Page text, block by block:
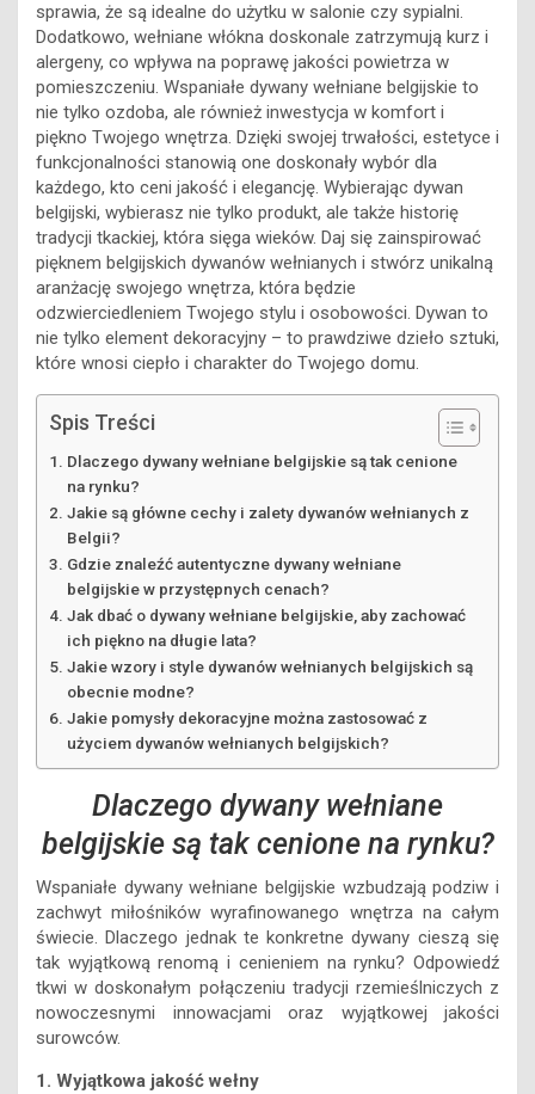
sprawia, że są idealne do użytku w salonie czy sypialni.
Dodatkowo, wełniane włókna doskonale zatrzymują kurz i
alergeny, co wpływa na poprawę jakości powietrza w
pomieszczeniu. Wspaniałe dywany wełniane belgijskie to
nie tylko ozdoba, ale również inwestycja w komfort i
piękno Twojego wnętrza. Dzięki swojej trwałości, estetyce i
funkcjonalności stanowią one doskonały wybór dla
każdego, kto ceni jakość i elegancję. Wybierając dywan
belgijski, wybierasz nie tylko produkt, ale także historię
tradycji tkackiej, która sięga wieków. Daj się zainspirować
pięknem belgijskich dywanów wełnianych i stwórz unikalną
aranżację swojego wnętrza, która będzie
odzwierciedleniem Twojego stylu i osobowości. Dywan to
nie tylko element dekoracyjny – to prawdziwe dzieło sztuki,
które wnosi ciepło i charakter do Twojego domu.
Spis Treści
Dlaczego dywany wełniane belgijskie są tak cenione
na rynku?
Jakie są główne cechy i zalety dywanów wełnianych z
Belgii?
Gdzie znaleźć autentyczne dywany wełniane
belgijskie w przystępnych cenach?
Jak dbać o dywany wełniane belgijskie, aby zachować
ich piękno na długie lata?
Jakie wzory i style dywanów wełnianych belgijskich są
obecnie modne?
Jakie pomysły dekoracyjne można zastosować z
użyciem dywanów wełnianych belgijskich?
Dlaczego dywany wełniane
belgijskie są tak cenione na rynku?
Wspaniałe dywany wełniane belgijskie wzbudzają podziw i
zachwyt miłośników wyrafinowanego wnętrza na całym
świecie. Dlaczego jednak te konkretne dywany cieszą się
tak wyjątkową renomą i cenieniem na rynku? Odpowiedź
tkwi w doskonałym połączeniu tradycji rzemieślniczych z
nowoczesnymi innowacjami oraz wyjątkowej jakości
surowców.
1. Wyjątkowa jakość wełny